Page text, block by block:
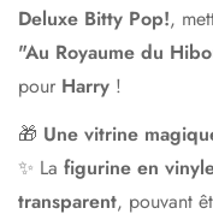
Deluxe Bitty Pop!,
"Au Royaume du
pour Harry !
🎁 Une vitrine
✨ La figurine en
transparent, pouvant